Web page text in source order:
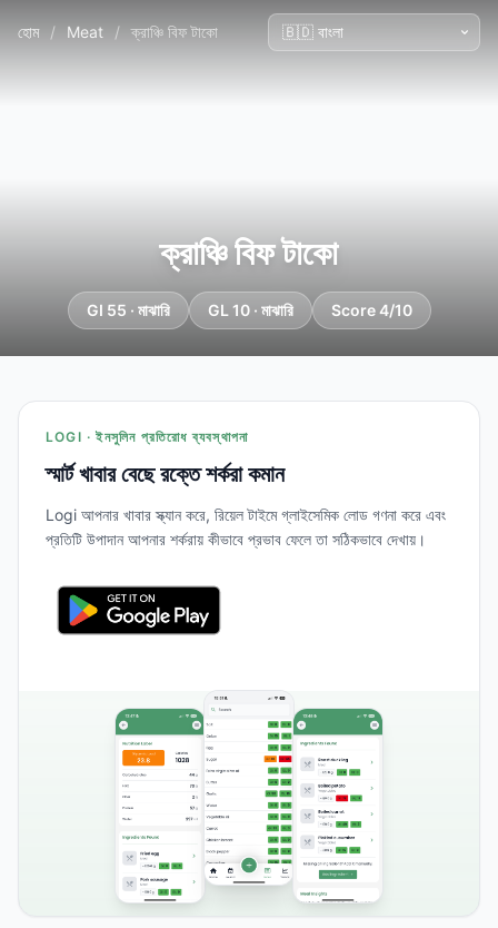
হোম / Meat / ক্রাঞ্চি বিফ টাকো
ক্রাঞ্চি বিফ টাকো
GI 55 · মাঝারি GL 10 · মাঝারি Score 4/10
LOGI · ইনসুলিন প্রতিরোধ ব্যবস্থাপনা
স্মার্ট খাবার বেছে রক্তে শর্করা কমান
Logi আপনার খাবার স্ক্যান করে, রিয়েল টাইমে গ্লাইসেমিক লোড গণনা করে এবং
প্রতিটি উপাদান আপনার শর্করায় কীভাবে প্রভাব ফেলে তা সঠিকভাবে দেখায়।